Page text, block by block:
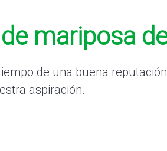
mariposa
de una buena
aspiración.